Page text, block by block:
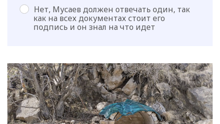
Нет, Мусаев должен отвечать один, так
как на всех документах стоит его
подпись и он знал на что идет